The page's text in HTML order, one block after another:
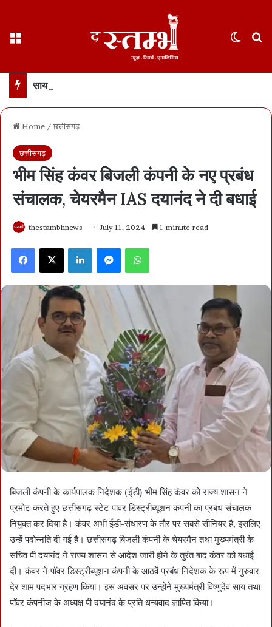
Home / छत्तीसगढ़
छत्तीसगढ़
भीम सिंह कंवर बिजली कंपनी के नए प्रबंध
संचालक, चेयरमैन IAS दयानंद ने दी बधाई
thestambhnews July 11, 2024 1 minute read
Facebook X LinkedIn
बिजली कंपनी के कार्यपालक निदेशक (ईडी) भीम सिंह कंवर को राज्य शासन ने
प्रमोट करते हुए छत्तीसगढ़ स्टेट पावर डिस्ट्रीब्यूशन कंपनी का प्रबंध संचालक
नियुक्त कर दिया है। कंवर अभी ईडी-संधारण के तौर पर सबसे सीनियर हैं, इसलिए
उन्हें पदोन्नति दी गई है। छत्तीसगढ़ बिजली कंपनी के चेयरमैन तथा मुख्यमंत्री के
सचिव पी दयानंद ने राज्य शासन से आदेश जारी होने के तुरंत बाद कंवर को बधाई
दी। कंवर ने पॉवर डिस्ट्रीब्यूशन कंपनी के आठवें प्रबंध निदेशक के रूप में गुरुवार
देर शाम पदभार ग्रहण किया। इस अवसर पर उन्होंने मुख्यमंत्री विष्णुदेव साय तथा
पाॅवर कंपनीज के अध्यक्ष पी दयानंद के प्रति धन्यवाद ज्ञापित किया।